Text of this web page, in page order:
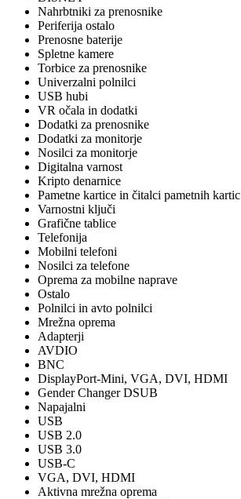
Nahrbtniki za prenosnike
Periferija ostalo
Prenosne baterije
Spletne kamere
Torbice za prenosnike
Univerzalni polnilci
USB hubi
VR očala in dodatki
Dodatki za prenosnike
Dodatki za monitorje
Nosilci za monitorje
Digitalna varnost
Kripto denarnice
Pametne kartice in čitalci pametnih kartic
Varnostni ključi
Grafične tablice
Telefonija
Mobilni telefoni
Nosilci za telefone
Oprema za mobilne naprave
Ostalo
Polnilci in avto polnilci
Mrežna oprema
Adapterji
AVDIO
BNC
DisplayPort-Mini, VGA, DVI, HDMI
Gender Changer DSUB
Napajalni
USB
USB 2.0
USB 3.0
USB-C
VGA, DVI, HDMI
Aktivna mrežna oprema